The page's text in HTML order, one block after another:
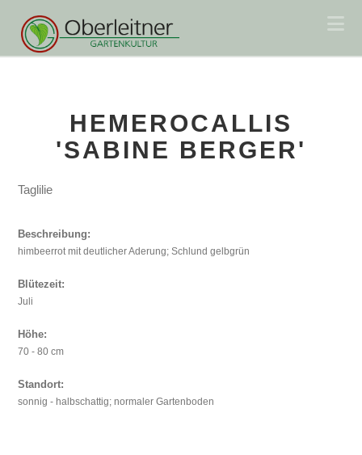
HEMEROCALLIS
'SABINE BERGER'
Taglilie
Beschreibung:
himbeerrot mit deutlicher Aderung; Schlund gelbgrün
Blütezeit:
Juli
Höhe:
70 - 80 cm
Standort:
sonnig - halbschattig; normaler Gartenboden